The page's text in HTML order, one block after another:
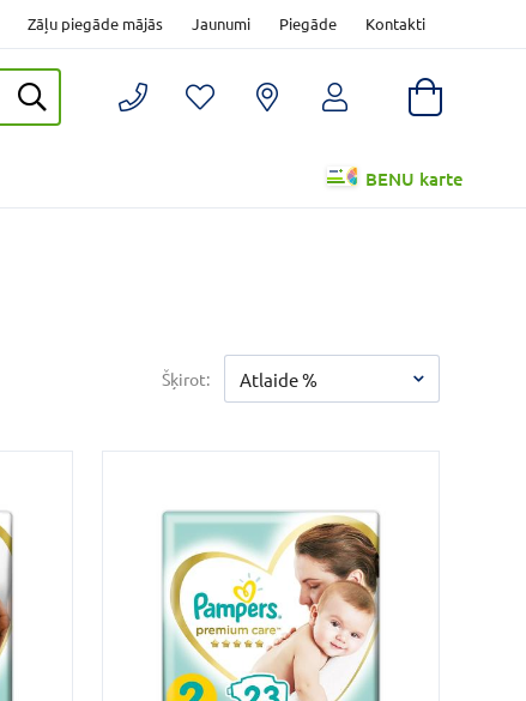
Zāļu piegāde mājās Jaunumi Piegāde Kontakti
BENU karte
Šķirot: Atlaide %